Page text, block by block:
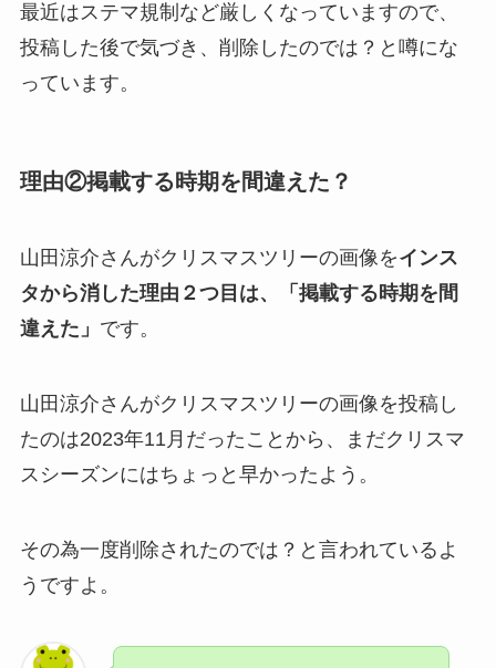
最近はステマ規制など厳しくなっていますので、
投稿した後で気づき、削除したのでは？と噂にな
っています。
理由②掲載する時期を間違えた？
山田涼介さんがクリスマスツリーの画像をインス
タから消した理由２つ目は、「掲載する時期を間
違えた」 です。
山田涼介さんがクリスマスツリーの画像を投稿し
たのは2023年11月だったことから、まだクリスマ
スシーズンにはちょっと早かったよう。
その為一度削除されたのでは？と言われているよ
うですよ。